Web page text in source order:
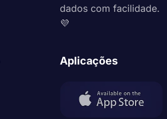
dados com facilidade.
💜
Aplicações